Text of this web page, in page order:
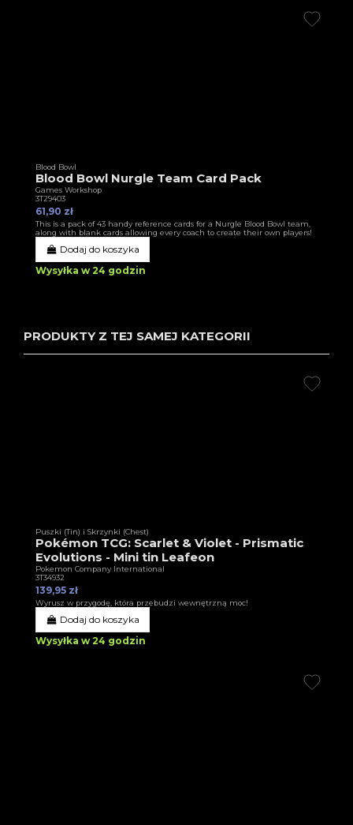
Blood Bowl
Blood Bowl Nurgle Team Card Pack
Games Workshop
3T29403
61,90 zł
This is a pack of 43 handy reference cards for a Nurgle Blood Bowl team,
along with blank cards allowing every coach to create their own players!
Dodaj do koszyka
Wysyłka w 24 godzin
PRODUKTY Z TEJ SAMEJ KATEGORII
Puszki (Tin) i Skrzynki (Chest)
Pokémon TCG: Scarlet & Violet - Prismatic
Evolutions - Mini tin Leafeon
Pokemon Company International
3T34932
139,95 zł
Wyrusz w przygodę, która przebudzi wewnętrzną moc!
Dodaj do koszyka
Wysyłka w 24 godzin